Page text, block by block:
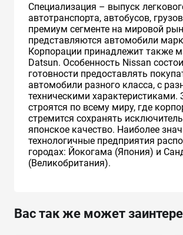
Специализация – выпуск
автотранспорта, автобусов,
премиум сегменте на мировой
представляются автомобили
Корпорации принадлежит также
Datsun. Особенность Nissan
готовности предоставлять
автомобили разного класса, с
техническими характеристиками.
строятся по всему миру, где
стремится сохранять
японское качество. Наиболее
технологичные предприятия
городах: Йокогама (Япония) и
(Великобритания).
Вас так же может